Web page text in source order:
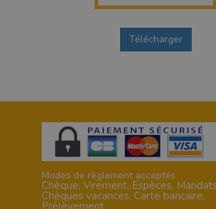
Télécharger
Modes de règlement acceptés
Chèque, Virement, Espèces,
Chèques vacances, Carte bancaire,
Prélèvement